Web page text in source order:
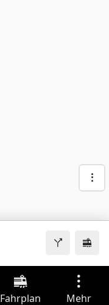
Fahrplan Mehr